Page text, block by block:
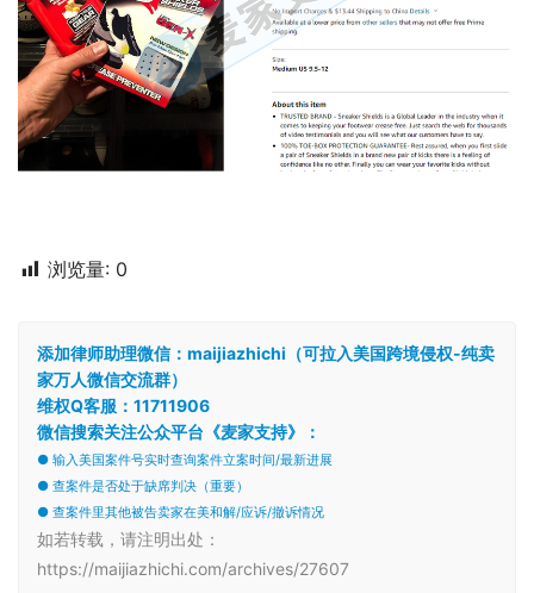
浏览量: 0
添加律师助理微信：maijiazhichi（可拉入美国跨境侵权-纯卖
家万人微信交流群）
维权Q客服：11711906
微信搜索关注公众平台《麦家支持》：
● 输入美国案件号实时查询案件立案时间/最新进展
● 查案件是否处于缺席判决（重要）
● 查案件里其他被告卖家在美和解/应诉/撤诉情况
如若转载，请注明出处：
https://maijiazhichi.com/archives/27607